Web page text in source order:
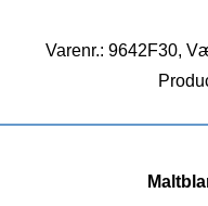
Varenr.: 9642F30,